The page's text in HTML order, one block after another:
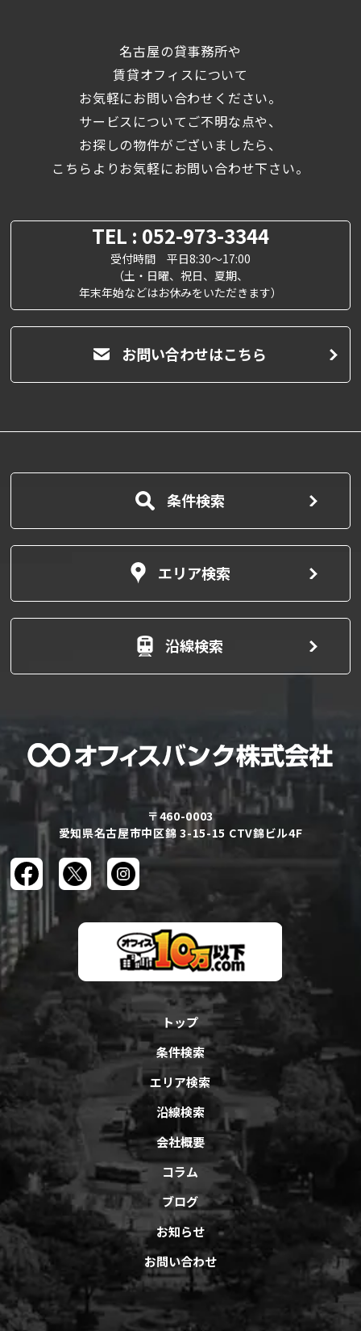
名古屋の貸事務所や
賃貸オフィスについて
お気軽にお問い合わせください。
サービスについてご不明な点や、
お探しの物件がございましたら、
こちらよりお気軽にお問い合わせ下さい。
TEL : 052-973-3344
受付時間 平日8:30～17:00
（土・日曜、祝日、夏期、
年末年始などはお休みをいただきます）
お問い合わせはこちら
条件検索
エリア検索
沿線検索
〒460-0003
愛知県名古屋市中区錦 3-15-15 CTV錦ビル4F
トップ
条件検索
エリア検索
沿線検索
会社概要
コラム
ブログ
お知らせ
お問い合わせ